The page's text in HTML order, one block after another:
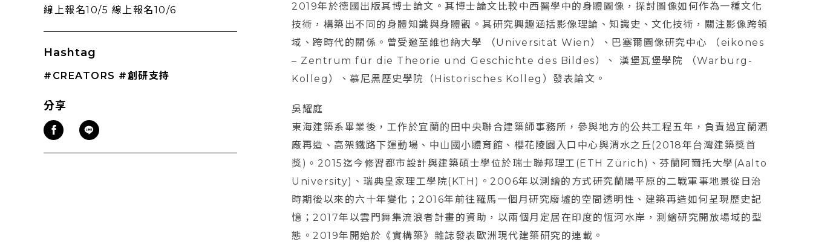
線上報名10/5 線上報名10/6
Hashtag
#CREATORS #創研支持
分享
2019年於德國出版其博士論文。其博士論文比較中西醫學中的身體圖像，探討圖像如何作為一種文化
技術，構築出不同的身體知識與身體觀。其研究興趣涵括影像理論、知識史、文化技術，關注影像跨領
域、跨時代的關係。曾受邀至維也納大學 （Universität Wien）、巴塞爾圖像研究中心 （eikones
– Zentrum für die Theorie und Geschichte des Bildes）、 漢堡瓦堡學院 （Warburg-
Kolleg）、慕尼黑歷史學院（Historisches Kolleg）發表論文。
吳耀庭
東海建築系畢業後，工作於宜蘭的田中央聯合建築師事務所，參與地方的公共工程五年，負責過宜蘭酒
廠再造、高架鐵路下運動場、中山國小體育館、櫻花陵園入口中心與渭水之丘(2018年台灣建築獎首
獎)。2015迄今修習都市設計與建築碩士學位於瑞士聯邦理工(ETH Zürich)、芬蘭阿爾托大學(Aalto
University)、瑞典皇家理工學院(KTH)。2006年以測繪的方式研究蘭陽平原的二戰軍事地景從日治
時期後以來的六十年變化；2016年前往羅馬一個月研究廢墟的空間透明性、建築再造如何呈現歷史記
憶；2017年以雲門舞集流浪者計畫的資助，以兩個月定居在印度的恆河水岸，測繪研究開放場域的型
態。2019年開始於《實構築》雜誌發表歐洲現代建築研究的連載。